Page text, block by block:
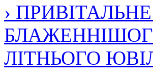
›
ЛІТНЬОГО